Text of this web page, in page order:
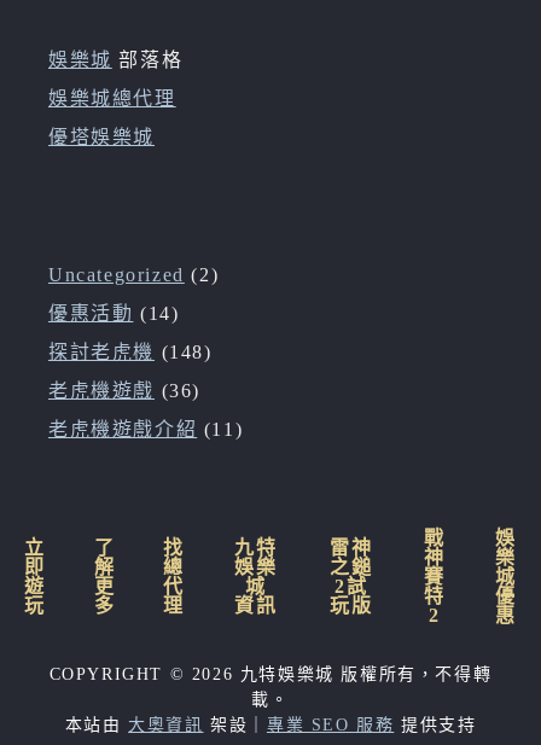
娛樂城 部落格
娛樂城總代理
優塔娛樂城
Uncategorized (2)
優惠活動 (14)
探討老虎機 (148)
老虎機遊戲 (36)
老虎機遊戲介紹 (11)
立
即
遊
玩
了
解
更
多
找
總
代
理
九特
娛樂
城
資訊
雷神
之鎚
2試
玩版
戰
神
賽
特
2
娛
樂
城
優
惠
COPYRIGHT © 2026 九特娛樂城 版權所有，不得轉
載。
本站由 大奧資訊 架設｜ 專業 SEO 服務 提供支持